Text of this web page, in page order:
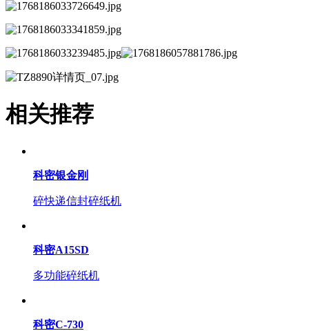
相关推荐
科密银金刚
碎快递信封碎纸机
科密A15SD
多功能碎纸机
科密C-730